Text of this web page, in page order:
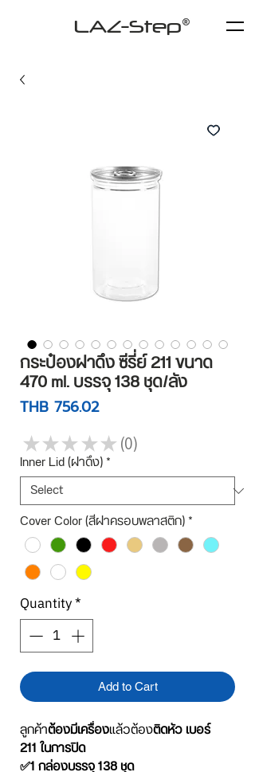
LAZ-Step
กระป๋องฝาดึง ซีรี่ย์ 211 ขนาด
470 ml. บรรจุ 138 ชุด/ลัง
THB 756.02Price
★ ★ ★ ★ ★ 0
0
Inner Lid (ฝาดึง)*
Cover Color (สีฝาครอบพลาสติก)*
Quantity*
Add to Cart
ลูกค้าต้องมีเครื่องแล้วต้องติดหัว เบอร์
211 ในการปิด
✅1 กล่องบรรจุ 138 ชุด